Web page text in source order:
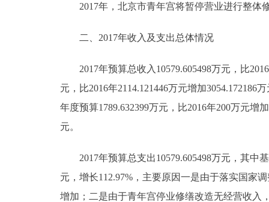
政务服务
个人服务
便民服务
中介服务
12345网上接诉即办
2017年，北京市青年宫将暂停营业进行整体
二、2017年收入及支出总体情况
2017年预算总收入10579.605498万元，比2016
元，比2016年2114.121446万元增加
年度预算1789.632399万元，比2016年200万元增
元。
2017年预算总支出10579.605498万元，其中基
元，增长112.97%，主要原因一是由于落实国家
增加；二是由于青年宫停业修缮改造无经营收入